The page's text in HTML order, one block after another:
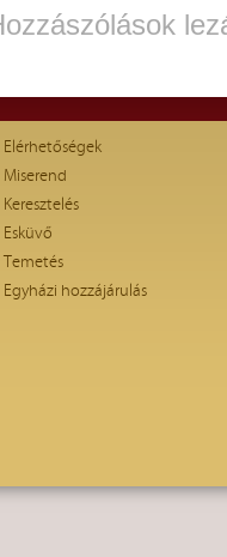
Elérhetőségek
Miserend
Keresztelés
Esküvő
Temetés
Egyházi hozzájárulás